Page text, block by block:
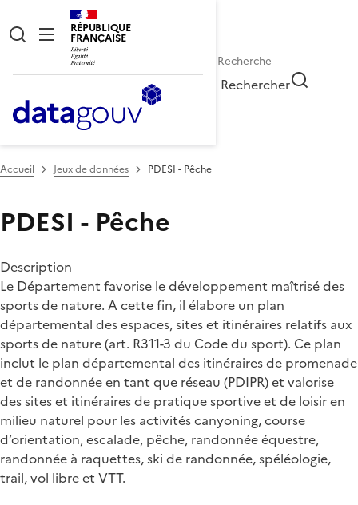
RÉPUBLIQUE
FRANÇAISE
Rechercher
Accueil Jeux de données PDESI - Pêche
PDESI - Pêche
Description
Le Département favorise le développement maîtrisé des
sports de nature. A cette fin, il élabore un plan
départemental des espaces, sites et itinéraires relatifs aux
sports de nature (art. R311-3 du Code du sport). Ce plan
inclut le plan départemental des itinéraires de promenade
et de randonnée en tant que réseau (PDIPR) et valorise
des sites et itinéraires de pratique sportive et de loisir en
milieu naturel pour les activités canyoning, course
d’orientation, escalade, pêche, randonnée équestre,
randonnée à raquettes, ski de randonnée, spéléologie,
trail, vol libre et VTT.